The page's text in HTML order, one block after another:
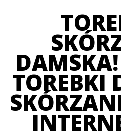
TOREBKI